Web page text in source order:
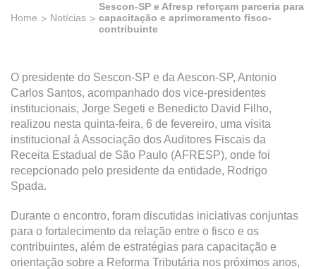
Home Notícias
Sescon-SP e Afresp reforçam parceria para
capacitação e aprimoramento fisco-
contribuinte
O presidente do Sescon-SP e da Aescon-SP, Antonio
Carlos Santos, acompanhado dos vice-presidentes
institucionais, Jorge Segeti e Benedicto David Filho,
realizou nesta quinta-feira, 6 de fevereiro, uma visita
institucional à Associação dos Auditores Fiscais da
Receita Estadual de São Paulo (AFRESP), onde foi
recepcionado pelo presidente da entidade, Rodrigo
Spada.
Durante o encontro, foram discutidas iniciativas conjuntas
para o fortalecimento da relação entre o fisco e os
contribuintes, além de estratégias para capacitação e
orientação sobre a Reforma Tributária nos próximos anos,